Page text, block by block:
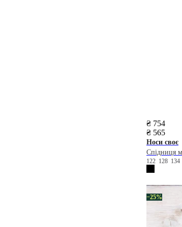
₴ 754
₴ 565
Носи своє
Спідниця
122 128 134
−25%